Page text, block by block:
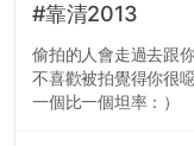
#靠清2013
偷拍的人會走過去跟
不喜歡被拍覺得你很
一個比一個坦率：）